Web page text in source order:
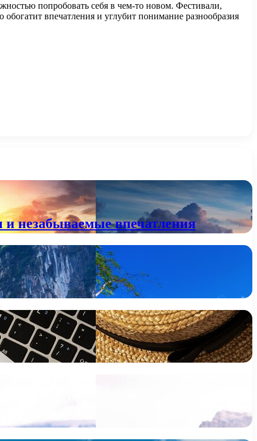
попробовать себя в чем-то новом. Фестивали,
впечатления и углубит понимание разнообразия
незабываемые впечатления